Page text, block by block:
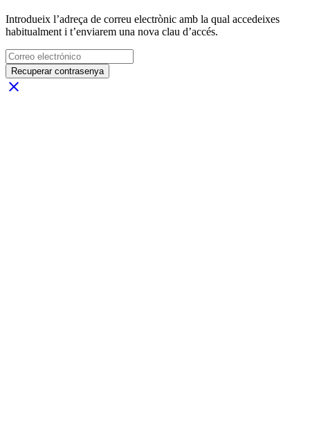
Introdueix l’adreça de correu electrònic amb la qual accedeixes
habitualment i t’enviarem una nova clau d’accés.
Recuperar contrasenya
close